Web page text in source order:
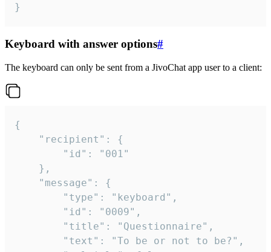
}
Keyboard with answer options#
The keyboard can only be sent from a JivoChat app user to a client:
{